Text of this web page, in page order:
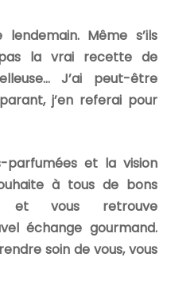
Même s’ils
la vrai recette de
J’ai peut-être
j’en referai pour
parfumées et la vision
à tous de bons
et vous retrouve
échange gourmand.
soin de vous, vous